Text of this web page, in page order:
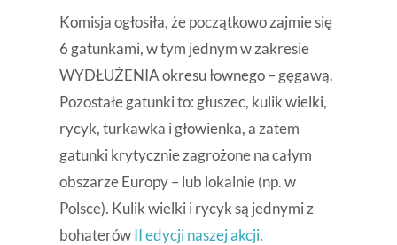
Komisja ogłosiła, że początkowo zajmie się
6 gatunkami, w tym jednym w zakresie
WYDŁUŻENIA okresu łownego – gęgawą.
Pozostałe gatunki to: głuszec, kulik wielki,
rycyk, turkawka i głowienka, a zatem
gatunki krytycznie zagrożone na całym
obszarze Europy – lub lokalnie (np. w
Polsce). Kulik wielki i rycyk są jednymi z
bohaterówII edycji naszej akcji.